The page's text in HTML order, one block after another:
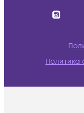
Политика